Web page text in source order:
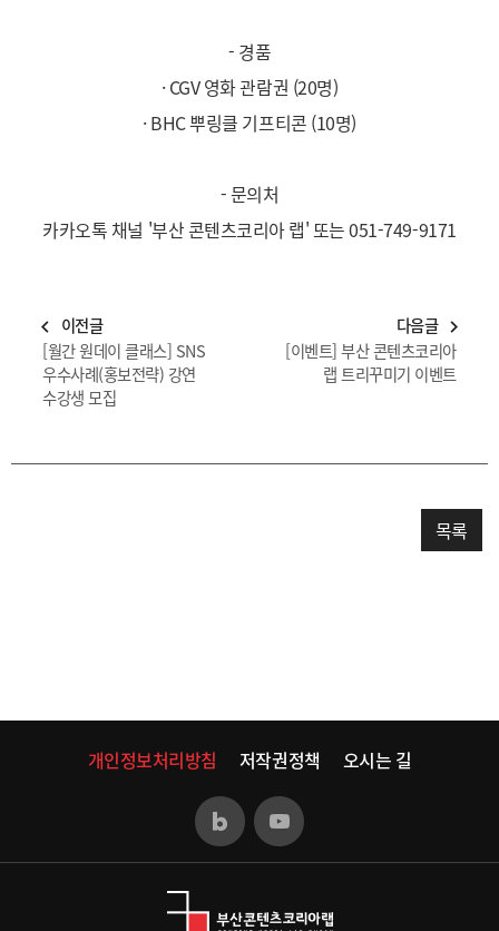
- 경품
· CGV 영화 관람권 (20명)
· BHC 뿌링클 기프티콘 (10명)
- 문의처
카카오톡 채널 '부산 콘텐츠코리아 랩' 또는 051-749-9171
navigate_before 이전글
[월간 원데이 클래스] SNS
우수사례(홍보전략) 강연
수강생 모집
다음글 navigate_next
[이벤트] 부산 콘텐츠코리아
랩 트리꾸미기 이벤트
목록
개인정보처리방침 저작권정책 오시는 길